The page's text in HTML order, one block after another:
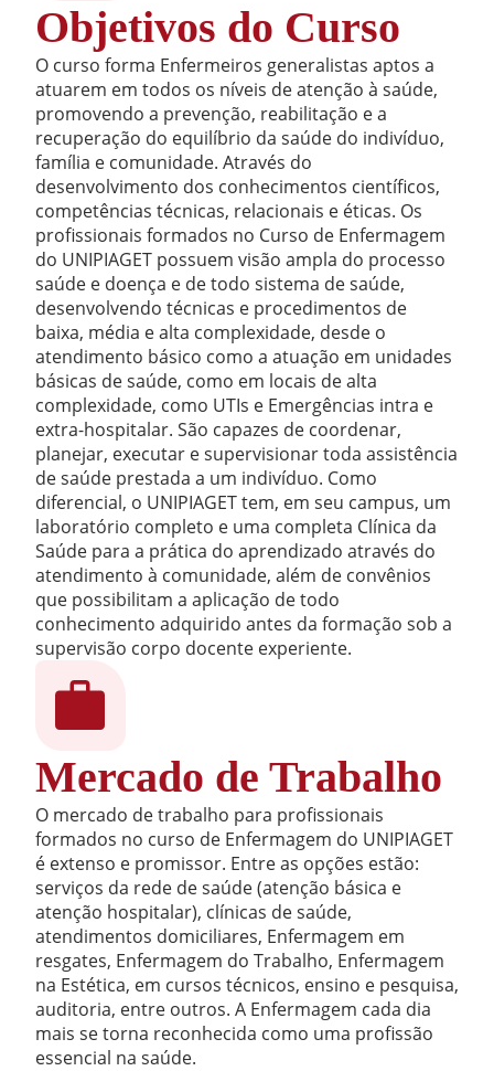
Objetivos do Curso
O curso forma Enfermeiros generalistas aptos a
atuarem em todos os níveis de atenção à saúde,
promovendo a prevenção, reabilitação e a
recuperação do equilíbrio da saúde do indivíduo,
família e comunidade. Através do
desenvolvimento dos conhecimentos científicos,
competências técnicas, relacionais e éticas. Os
profissionais formados no Curso de Enfermagem
do UNIPIAGET possuem visão ampla do processo
saúde e doença e de todo sistema de saúde,
desenvolvendo técnicas e procedimentos de
baixa, média e alta complexidade, desde o
atendimento básico como a atuação em unidades
básicas de saúde, como em locais de alta
complexidade, como UTIs e Emergências intra e
extra-hospitalar. São capazes de coordenar,
planejar, executar e supervisionar toda assistência
de saúde prestada a um indivíduo. Como
diferencial, o UNIPIAGET tem, em seu campus, um
laboratório completo e uma completa Clínica da
Saúde para a prática do aprendizado através do
atendimento à comunidade, além de convênios
que possibilitam a aplicação de todo
conhecimento adquirido antes da formação sob a
supervisão corpo docente experiente.
Mercado de Trabalho
O mercado de trabalho para profissionais
formados no curso de Enfermagem do UNIPIAGET
é extenso e promissor. Entre as opções estão:
serviços da rede de saúde (atenção básica e
atenção hospitalar), clínicas de saúde,
atendimentos domiciliares, Enfermagem em
resgates, Enfermagem do Trabalho, Enfermagem
na Estética, em cursos técnicos, ensino e pesquisa,
auditoria, entre outros. A Enfermagem cada dia
mais se torna reconhecida como uma profissão
essencial na saúde.